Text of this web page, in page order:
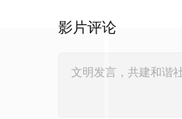
影片评论